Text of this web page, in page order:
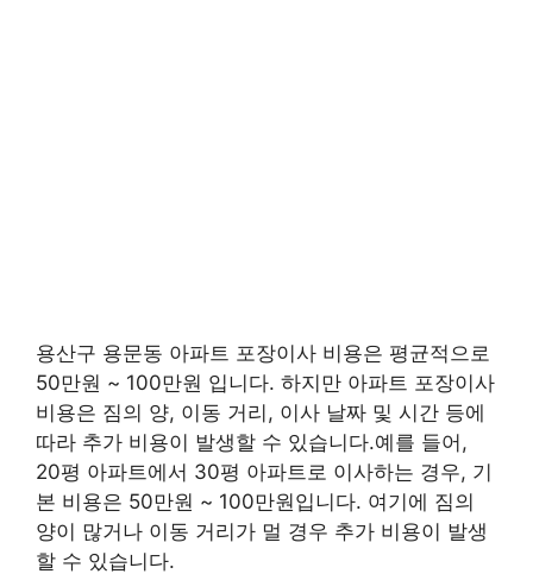
용산구 용문동 아파트 포장이사 비용은 평균적으로
50만원 ~ 100만원 입니다. 하지만 아파트 포장이사
비용은 짐의 양, 이동 거리, 이사 날짜 및 시간 등에
따라 추가 비용이 발생할 수 있습니다.예를 들어,
20평 아파트에서 30평 아파트로 이사하는 경우, 기
본 비용은 50만원 ~ 100만원입니다. 여기에 짐의
양이 많거나 이동 거리가 멀 경우 추가 비용이 발생
할 수 있습니다.